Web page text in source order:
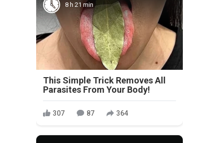
8 h 21 min
This Simple Trick Removes All
Parasites From Your Body!
307 87 364